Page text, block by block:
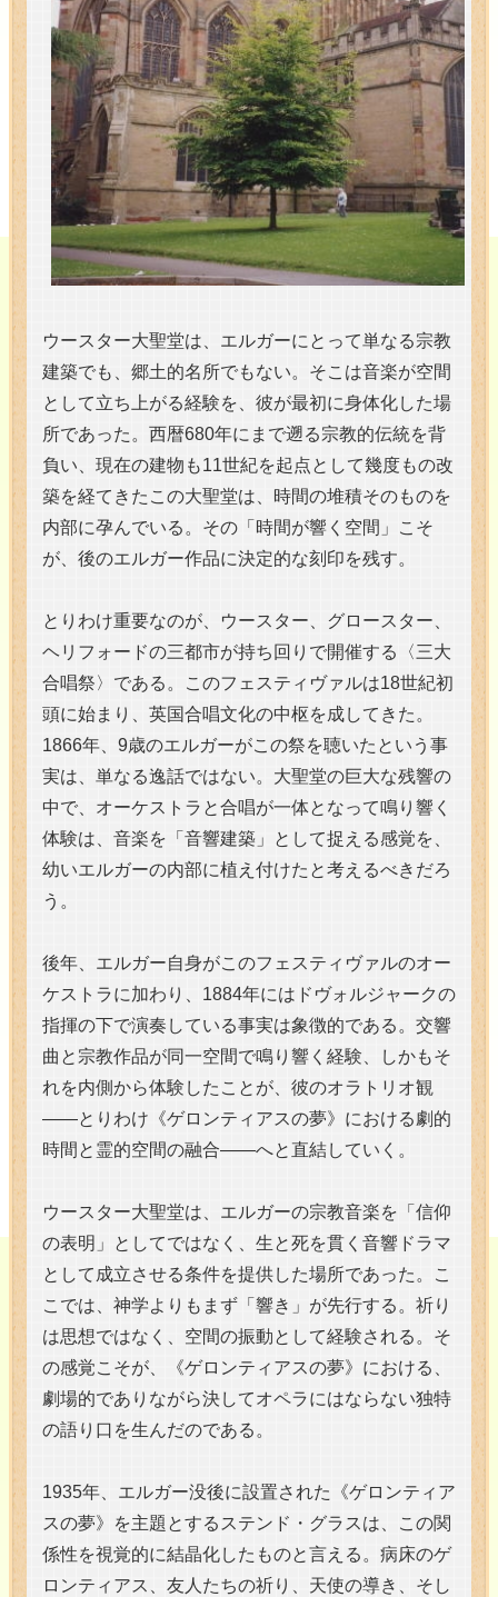
ウースター大聖堂は、エルガーにとって単なる宗教
建築でも、郷土的名所でもない。そこは音楽が空間
として立ち上がる経験を、彼が最初に身体化した場
所であった。西暦680年にまで遡る宗教的伝統を背
負い、現在の建物も11世紀を起点として幾度もの改
築を経てきたこの大聖堂は、時間の堆積そのものを
内部に孕んでいる。その「時間が響く空間」こそ
が、後のエルガー作品に決定的な刻印を残す。
とりわけ重要なのが、ウースター、グロースター、
ヘリフォードの三都市が持ち回りで開催する〈三大
合唱祭〉である。このフェスティヴァルは18世紀初
頭に始まり、英国合唱文化の中枢を成してきた。
1866年、9歳のエルガーがこの祭を聴いたという事
実は、単なる逸話ではない。大聖堂の巨大な残響の
中で、オーケストラと合唱が一体となって鳴り響く
体験は、音楽を「音響建築」として捉える感覚を、
幼いエルガーの内部に植え付けたと考えるべきだろ
う。
後年、エルガー自身がこのフェスティヴァルのオー
ケストラに加わり、1884年にはドヴォルジャークの
指揮の下で演奏している事実は象徴的である。交響
曲と宗教作品が同一空間で鳴り響く経験、しかもそ
れを内側から体験したことが、彼のオラトリオ観
――とりわけ《ゲロンティアスの夢》における劇的
時間と霊的空間の融合――へと直結していく。
ウースター大聖堂は、エルガーの宗教音楽を「信仰
の表明」としてではなく、生と死を貫く音響ドラマ
として成立させる条件を提供した場所であった。こ
こでは、神学よりもまず「響き」が先行する。祈り
は思想ではなく、空間の振動として経験される。そ
の感覚こそが、《ゲロンティアスの夢》における、
劇場的でありながら決してオペラにはならない独特
の語り口を生んだのである。
1935年、エルガー没後に設置された《ゲロンティア
スの夢》を主題とするステンド・グラスは、この関
係性を視覚的に結晶化したものと言える。病床のゲ
ロンティアス、友人たちの祈り、天使の導き、そし